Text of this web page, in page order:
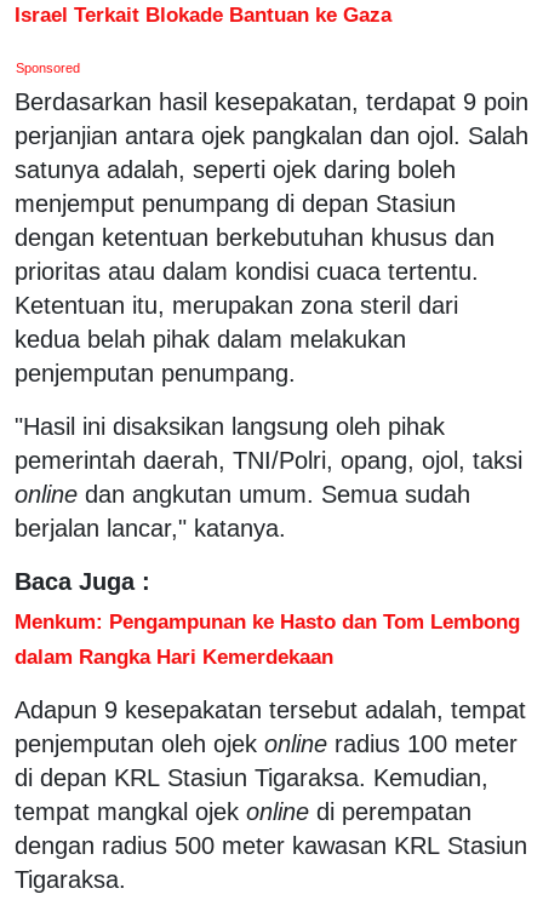
Israel Terkait Blokade Bantuan ke Gaza
Sponsored
Berdasarkan hasil kesepakatan, terdapat 9 poin
perjanjian antara ojek pangkalan dan ojol. Salah
satunya adalah, seperti ojek daring boleh
menjemput penumpang di depan Stasiun
dengan ketentuan berkebutuhan khusus dan
prioritas atau dalam kondisi cuaca tertentu.
Ketentuan itu, merupakan zona steril dari
kedua belah pihak dalam melakukan
penjemputan penumpang.
"Hasil ini disaksikan langsung oleh pihak
pemerintah daerah, TNI/Polri, opang, ojol, taksi
online dan angkutan umum. Semua sudah
berjalan lancar," katanya.
Baca Juga :
Menkum: Pengampunan ke Hasto dan Tom Lembong
dalam Rangka Hari Kemerdekaan
Adapun 9 kesepakatan tersebut adalah, tempat
penjemputan oleh ojek online radius 100 meter
di depan KRL Stasiun Tigaraksa. Kemudian,
tempat mangkal ojek online di perempatan
dengan radius 500 meter kawasan KRL Stasiun
Tigaraksa.